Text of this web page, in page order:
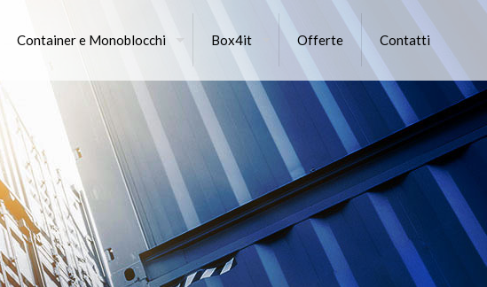
Container e Monoblocchi Box4it Offerte Contatti